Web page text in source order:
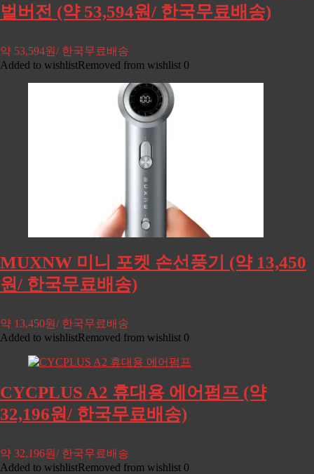
벌버전 (약 53,594원/ 한국무료배송)
약 53,594원/ 한국무료배송
Added to wishlistRemoved from wishlist 0
MUXNW 미니 포켓 손선풍기 (약 13,450
원/ 한국무료배송)
약 13,450원/ 한국무료배송
Added to wishlistRemoved from wishlist 0
CYCPLUS A2 휴대용 에어펌프 (약
32,196원/ 한국무료배송)
약 32,196원/ 한국무료배송
Added to wishlistRemoved from wishlist 0